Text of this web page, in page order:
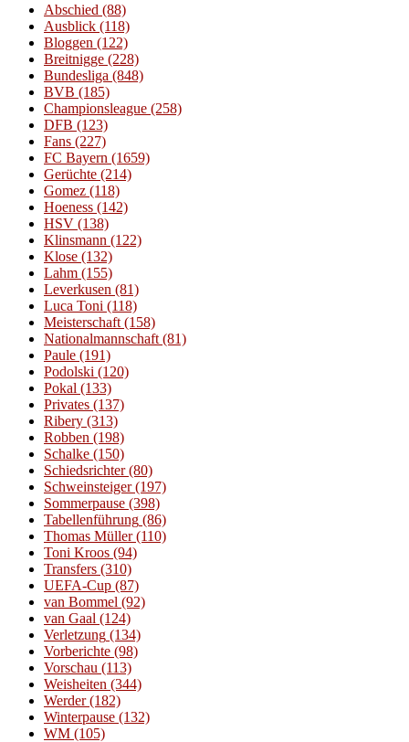
Abschied (88)
Ausblick (118)
Bloggen (122)
Breitnigge (228)
Bundesliga (848)
BVB (185)
Championsleague (258)
DFB (123)
Fans (227)
FC Bayern (1659)
Gerüchte (214)
Gomez (118)
Hoeness (142)
HSV (138)
Klinsmann (122)
Klose (132)
Lahm (155)
Leverkusen (81)
Luca Toni (118)
Meisterschaft (158)
Nationalmannschaft (81)
Paule (191)
Podolski (120)
Pokal (133)
Privates (137)
Ribery (313)
Robben (198)
Schalke (150)
Schiedsrichter(80)
Schweinsteiger(197)
Sommerpause (398)
Tabellenführung (86)
Thomas Müller(110)
Toni Kroos (94)
Transfers (310)
UEFA-Cup (87)
van Bommel (92)
van Gaal (124)
Verletzung (134)
Vorberichte (98)
Vorschau (113)
Weisheiten (344)
Werder(182)
Winterpause (132)
WM (105)